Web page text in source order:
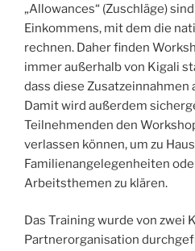
„Allowances“ (Zuschläge)
Einkommens, mit dem die
rechnen. Daher finden
immer außerhalb von Kigali
dass diese
Damit wird außerdem
Teilnehmenden den
verlassen können, um zu
Familienangelegenheiten
Arbeitsthemen zu klären.
Das Training wurde von zwei
Partnerorganisation